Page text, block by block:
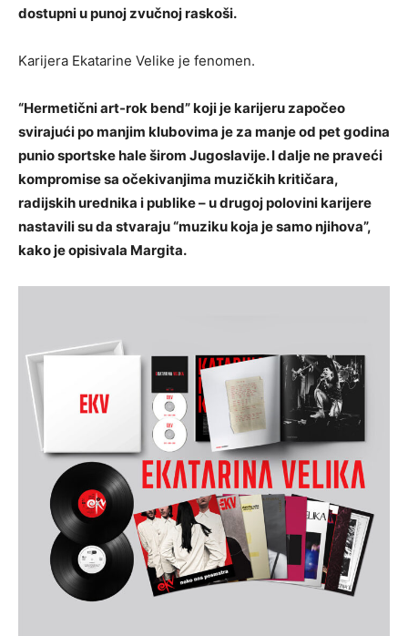
dostupni u punoj zvučnoj raskoši.
Karijera Ekatarine Velike je fenomen.
“Hermetični art-rok bend” koji je karijeru započeo
svirajući po manjim klubovima je za manje od pet godina
punio sportske hale širom Jugoslavije. I dalje ne praveći
kompromise sa očekivanjima muzičkih kritičara,
radijskih urednika i publike – u drugoj polovini karijere
nastavili su da stvaraju “muziku koja je samo njihova”,
kako je opisivala Margita.